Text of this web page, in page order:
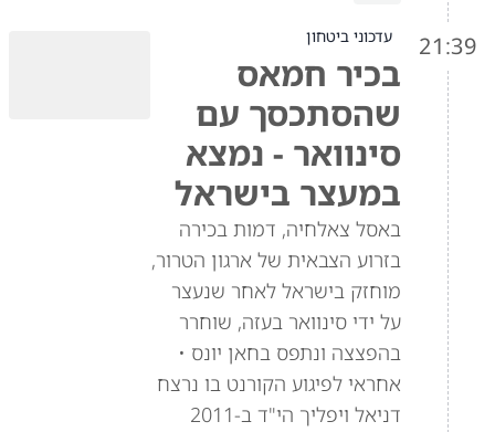
21:39 עדכוני ביטחון
בכיר חמאס
שהסתכסך עם
סינוואר - נמצא
במעצר בישראל
באסל צאלחיה, דמות בכירה
בזרוע הצבאית של ארגון הטרור,
מוחזק בישראל לאחר שנעצר
על ידי סינוואר בעזה, שוחרר
בהפצצה ונתפס בחאן יונס •
אחראי לפיגוע הקורנט בו נרצח
דניאל ויפליך הי"ד ב-2011